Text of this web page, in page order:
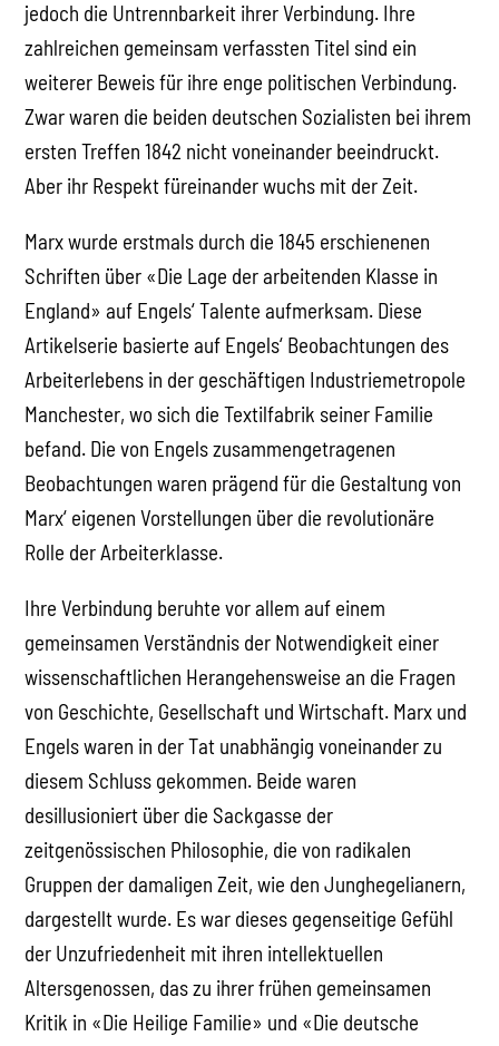
jedoch die Untrennbarkeit ihrer Verbindung. Ihre
zahlreichen gemeinsam verfassten Titel sind ein
weiterer Beweis für ihre enge politischen Verbindung.
Zwar waren die beiden deutschen Sozialisten bei ihrem
ersten Treffen 1842 nicht voneinander beeindruckt.
Aber ihr Respekt füreinander wuchs mit der Zeit.
Marx wurde erstmals durch die 1845 erschienenen
Schriften über «Die Lage der arbeitenden Klasse in
England» auf Engels‘ Talente aufmerksam. Diese
Artikelserie basierte auf Engels‘ Beobachtungen des
Arbeiterlebens in der geschäftigen Industriemetropole
Manchester, wo sich die Textilfabrik seiner Familie
befand. Die von Engels zusammengetragenen
Beobachtungen waren prägend für die Gestaltung von
Marx‘ eigenen Vorstellungen über die revolutionäre
Rolle der Arbeiterklasse.
Ihre Verbindung beruhte vor allem auf einem
gemeinsamen Verständnis der Notwendigkeit einer
wissenschaftlichen Herangehensweise an die Fragen
von Geschichte, Gesellschaft und Wirtschaft. Marx und
Engels waren in der Tat unabhängig voneinander zu
diesem Schluss gekommen. Beide waren
desillusioniert über die Sackgasse der
zeitgenössischen Philosophie, die von radikalen
Gruppen der damaligen Zeit, wie den Junghegelianern,
dargestellt wurde. Es war dieses gegenseitige Gefühl
der Unzufriedenheit mit ihren intellektuellen
Altersgenossen, das zu ihrer frühen gemeinsamen
Kritik in «Die Heilige Familie» und «Die deutsche